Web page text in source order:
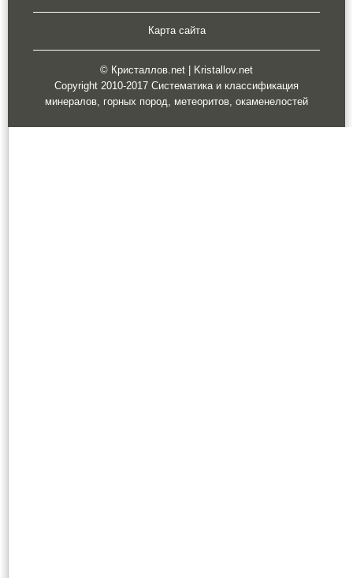
Карта сайта
© Кристаллов.net | Kristallov.net
Copyright 2010-2017 Систематика и классификация
минералов, горных пород, метеоритов, окаменелостей